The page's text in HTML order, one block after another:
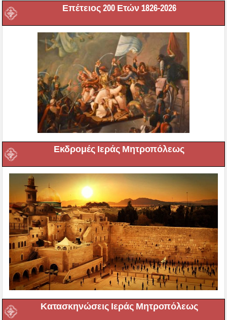
Επέτειος 200 Ετών 1826-2026
Εκδρομές Ιεράς Μητροπόλεως
Κατασκηνώσεις Ιεράς Μητροπόλεως